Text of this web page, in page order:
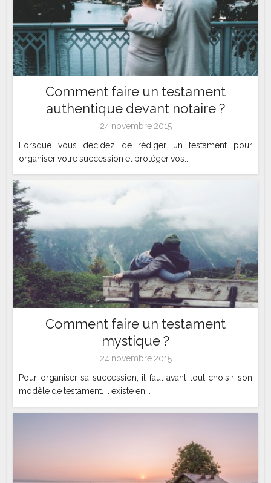
Comment faire un testament
authentique devant notaire ?
24 novembre 2015
Lorsque vous décidez de rédiger un testament pour
organiser votre succession et protéger vos...
Comment faire un testament
mystique ?
24 novembre 2015
Pour organiser sa succession, il faut avant tout choisir son
modèle de testament. Il existe en...